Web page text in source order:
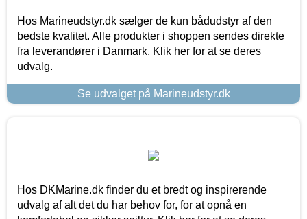
Hos Marineudstyr.dk sælger de kun bådudstyr af den
bedste kvalitet. Alle produkter i shoppen sendes direkte
fra leverandører i Danmark. Klik her for at se deres
udvalg.
Se udvalget på Marineudstyr.dk
Hos DKMarine.dk finder du et bredt og inspirerende
udvalg af alt det du har behov for, for at opnå en